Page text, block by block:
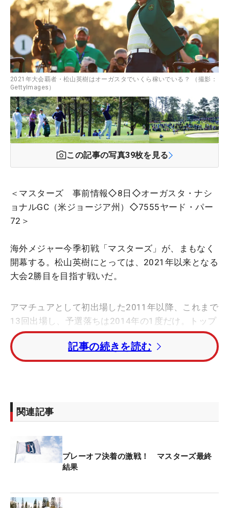
2021年大会覇者・松山英樹はオーガスタでいくら稼いでいる？ （撮影：
GettyImages）
この記事の写真39枚を見る
＜マスターズ 事前情報◇8日◇オーガスタ・ナシ
ョナルGC（米ジョージア州）◇7555ヤード・パー
72＞
海外メジャー今季初戦「マスターズ」が、まもなく
開幕する。松山英樹にとっては、2021年以来となる
大会2勝目を目指す戦いだ。
アマチュアとして初出場した2011年以降、これまで
13回出場し、予選落ちは2014年の1度だけ。トップ
10入りは優勝した2021年を含めて3回を数える。今
回は、マスターズで松山が獲得した賞金総額に注目
したい。
2021年の優勝賞金は207万ドルに上る。現在のレー
トで日本円に換算すると、総額およそ5億8500万
均では、実に4510万円あまりを稼いでいることにな
る。
ンジャケットに袖を通したフィル・ミケルソン（米
記事の続きを読む
関連記事
プレーオフ決着の激戦！ マスターズ最終
結果